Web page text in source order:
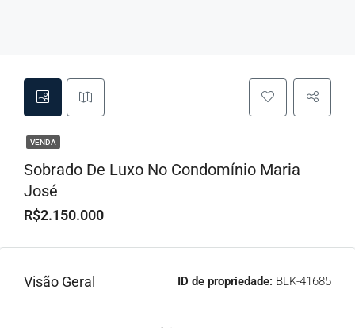
VENDA
Sobrado De Luxo No Condomínio Maria
José
R$2.150.000
Visão Geral ID de propriedade: BLK-41685